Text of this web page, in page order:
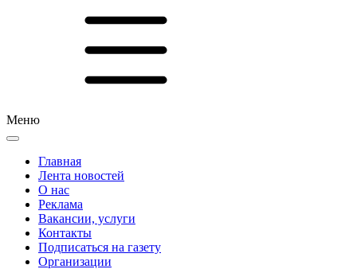
Меню
Главная
Лента новостей
О нас
Реклама
Вакансии, услуги
Контакты
Подписаться на газету
Организации